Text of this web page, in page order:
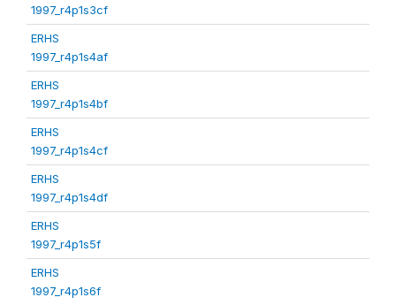
1997_r4p1s3cf
ERHS
1997_r4p1s4af
ERHS
1997_r4p1s4bf
ERHS
1997_r4p1s4cf
ERHS
1997_r4p1s4df
ERHS
1997_r4p1s5f
ERHS
1997_r4p1s6f